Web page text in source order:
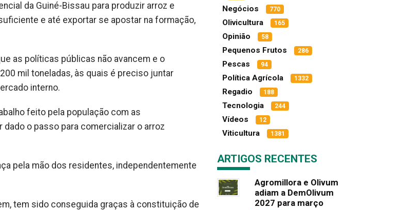
da Guiné-Bissau para produzir arroz e
e até exportar se apostar na formação,
as políticas públicas não avancem e o
mil toneladas, às quais é preciso juntar
interno.
feito pela população com as
o passo para comercializar o arroz
pela mão dos residentes, independentemente
tem sido conseguida graças à constituição de
Negócios 770
Olivicultura 165
Opinião 58
Pequenos Frutos 286
Pescas 94
Política Agrícola 1332
Regadio 188
Tecnologia 244
Vídeos 12
Viticultura 1381
ARTIGOS RECENTES
Agromillora e Olivum
adiam a DemOlivum
2027 para março